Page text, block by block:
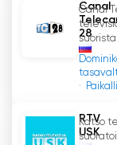
Canal
28
Canal
RTV
USK
Katso